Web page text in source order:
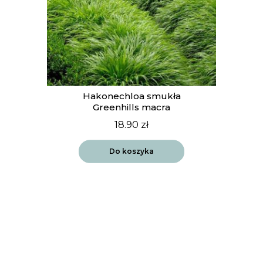
Hakonechloa smukła
Greenhills macra
18.90 zł
Do koszyka